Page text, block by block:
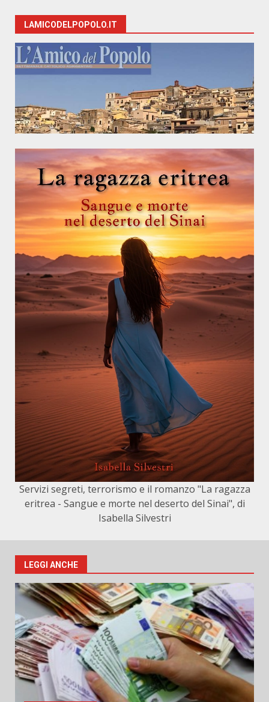
LAMICODELPOPOLO.IT
Servizi segreti, terrorismo e il romanzo "La ragazza
eritrea - Sangue e morte nel deserto del Sinai", di
Isabella Silvestri
LEGGI ANCHE